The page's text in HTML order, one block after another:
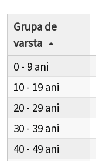
Grupa de
varsta
0 - 9
10 - 19
20 - 29
30 - 39
40 - 49